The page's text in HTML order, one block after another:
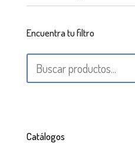
Encuentra tu filtro
Catálogos